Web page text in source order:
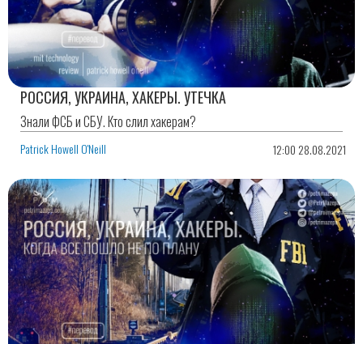
РОССИЯ, УКРАИНА, ХАКЕРЫ. УТЕЧКА
Знали ФСБ и СБУ. Кто слил хакерам?
Patrick Howell O'Neill 12:00 28.08.2021